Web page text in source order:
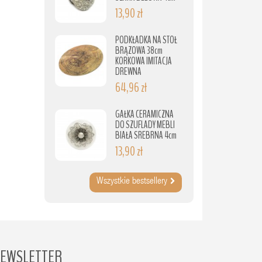
13,90 zł
PODKŁADKA NA STÓŁ
BRĄZOWA 38cm
KORKOWA IMITACJA
DREWNA
64,96 zł
GAŁKA CERAMICZNA
DO SZUFLADY MEBLI
BIAŁA SREBRNA 4cm
13,90 zł
Wszystkie bestsellery